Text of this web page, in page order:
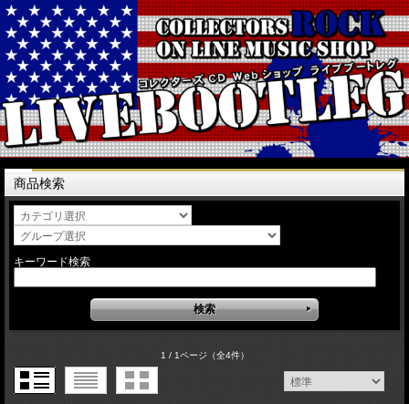
商品検索
キーワード検索
1 / 1ページ（全4件）